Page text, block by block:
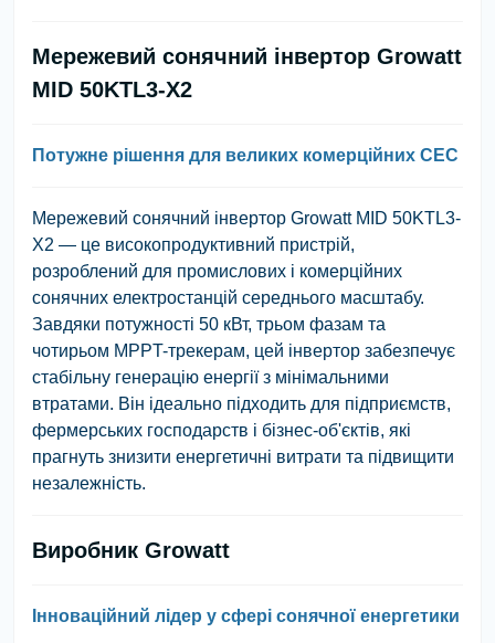
Мережевий сонячний інвертор Growatt
MID 50KTL3-X2
Потужне рішення для великих комерційних СЕС
Мережевий сонячний інвертор Growatt MID 50KTL3-
X2 — це високопродуктивний пристрій,
розроблений для промислових і комерційних
сонячних електростанцій середнього масштабу.
Завдяки потужності 50 кВт, трьом фазам та
чотирьом MPPT-трекерам, цей інвертор забезпечує
стабільну генерацію енергії з мінімальними
втратами. Він ідеально підходить для підприємств,
фермерських господарств і бізнес-об'єктів, які
прагнуть знизити енергетичні витрати та підвищити
незалежність.
Виробник Growatt
Інноваційний лідер у сфері сонячної енергетики